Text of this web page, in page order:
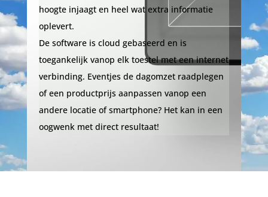
hoogte injaagt en heel wat extra informatie
oplevert.
De software is cloud gebaseerd en is
toegankelijk vanop elk toestel met een internet
verbinding. Eventjes de dagomzet raadplegen
of een productprijs aanpassen vanop een
andere locatie of smartphone? Het kan in een
oogwenk met direct resultaat!